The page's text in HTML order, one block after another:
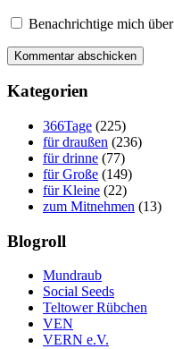
Benachrichtige mich
Kategorien
366Tage (225)
für draußen (236)
für drinne (77)
für Große (149)
für Kleine (22)
zum Mitnehmen (13)
Blogroll
Mundraub
Social Seeds
Teltower Rübchen
VEN
VERN e.V.